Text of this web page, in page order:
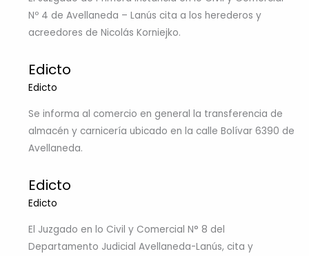
Nº 4 de Avellaneda – Lanús cita a los herederos y
acreedores de Nicolás Korniejko.
Edicto
Edicto
Se informa al comercio en general la transferencia de
almacén y carnicería ubicado en la calle Bolívar 6390 de
Avellaneda.
Edicto
Edicto
El Juzgado en lo Civil y Comercial N° 8 del
Departamento Judicial Avellaneda-Lanús, cita y